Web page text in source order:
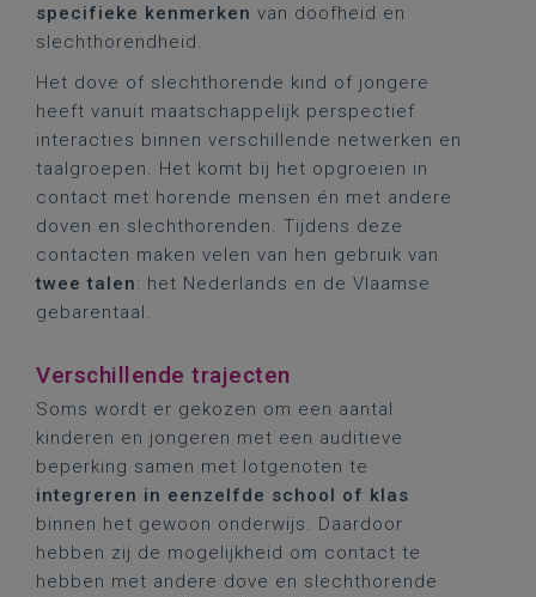
specifieke kenmerken van doofheid en
slechthorendheid.
Het dove of slechthorende kind of jongere
heeft vanuit maatschappelijk perspectief
interacties binnen verschillende netwerken en
taalgroepen. Het komt bij het opgroeien in
contact met horende mensen én met andere
doven en slechthorenden. Tijdens deze
contacten maken velen van hen gebruik van
twee talen: het Nederlands en de Vlaamse
gebarentaal.
Verschillende trajecten
Soms wordt er gekozen om een aantal
kinderen en jongeren met een auditieve
beperking samen met lotgenoten te
integreren in eenzelfde school of klas
binnen het gewoon onderwijs. Daardoor
hebben zij de mogelijkheid om contact te
hebben met andere dove en slechthorende